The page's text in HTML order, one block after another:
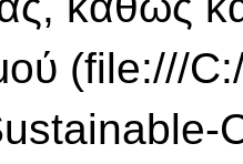
(file:///